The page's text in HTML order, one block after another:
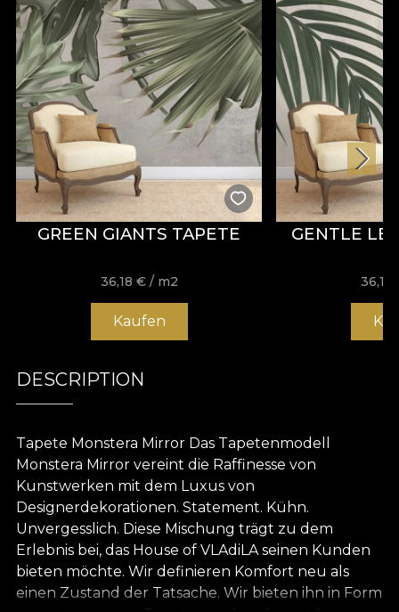
GREEN GIANTS TAPETE
36,18 € / m2
Kaufen
GENTLE
36,18
DESCRIPTION
Tapete Monstera Mirror Das Tapetenmodell
Monstera Mirror vereint die Raffinesse von
Kunstwerken mit dem Luxus von
Designerdekorationen. Statement. Kühn.
Unvergesslich. Diese Mischung trägt zu dem
Erlebnis bei, das House of VLAdiLA seinen Kunden
bieten möchte. Wir definieren Komfort neu als
einen Zustand der Tatsache. Wir bieten ihn in Form